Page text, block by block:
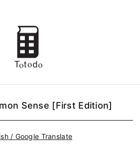
Sense [First Edition]
/ Google Translate